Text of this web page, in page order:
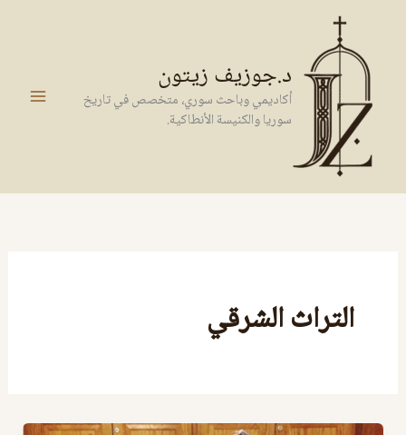
المحتوى
د.جوزيف زيتون
أكاديمي وباحث سوري، متخصص في تاريخ
سوريا والكنيسة الأنطاكية.
التراث الشرقي